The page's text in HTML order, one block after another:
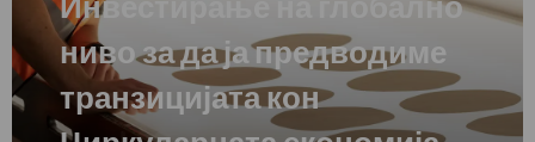
ниво за да ја предводиме
транзицијата кон